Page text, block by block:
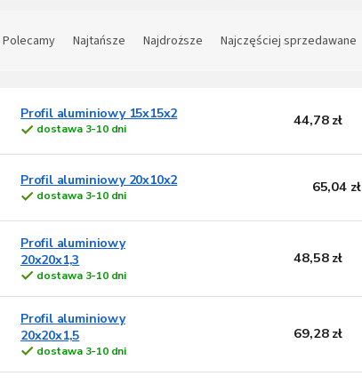
Polecamy Najtańsze Najdroższe Najczęściej sprzedawane
Profil aluminiowy 15x15x2
dostawa 3-10 dni 44,78 zł
Profil aluminiowy 20x10x2
dostawa 3-10 dni 65,04 zł
Profil aluminiowy
20x20x1,3
dostawa 3-10 dni
48,58 zł
Profil aluminiowy
20x20x1,5
dostawa 3-10 dni
69,28 zł